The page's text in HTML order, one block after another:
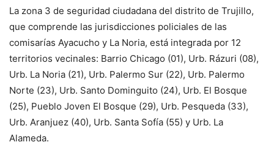
La zona 3 de seguridad ciudadana del distrito de Trujillo,
que comprende las jurisdicciones policiales de las
comisarías Ayacucho y La Noria, está integrada por 12
territorios vecinales: Barrio Chicago (01), Urb. Rázuri (08),
Urb. La Noria (21), Urb. Palermo Sur (22), Urb. Palermo
Norte (23), Urb. Santo Dominguito (24), Urb. El Bosque
(25), Pueblo Joven El Bosque (29), Urb. Pesqueda (33),
Urb. Aranjuez (40), Urb. Santa Sofía (55) y Urb. La
Alameda.